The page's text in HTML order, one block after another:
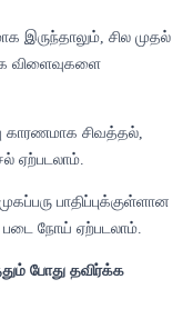
இருந்தாலும், சில முதல்
விளைவுகளை
காரணமாக சிவத்தல்,
ஏற்படலாம்.
பாதிப்புக்குள்ளான
படை நோய் ஏற்படலாம்.
போது தவிர்க்க